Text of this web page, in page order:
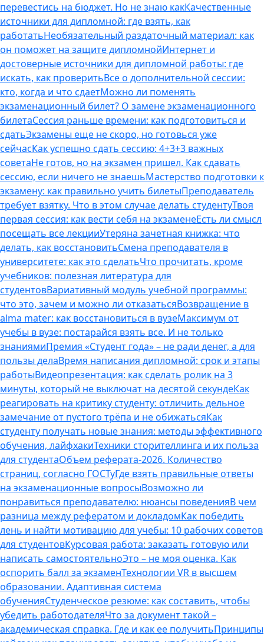
перевестись на бюджет. Но не знаю какКачественные
источники для дипломной: где взять, как
работатьНеобязательный раздаточный материал: как
он поможет на защите дипломнойИнтернет и
достоверные источники для дипломной работы: где
искать, как проверитьВсе о дополнительной сессии:
кто, когда и что сдаетМожно ли поменять
экзаменационный билет? О замене экзаменационного
билетаСессия раньше времени: как подготовиться и
сдатьЭкзамены еще не скоро, но готовься уже
сейчасКак успешно сдать сессию: 4+3+3 важных
советаНе готов, но на экзамен пришел. Как сдавать
сессию, если ничего не знаешьМастерство подготовки к
экзамену: как правильно учить билетыПреподаватель
требует взятку. Что в этом случае делать студентуТвоя
первая сессия: как вести себя на экзаменеЕсть ли смысл
посещать все лекцииУтеряна зачетная книжка: что
делать, как восстановитьСмена преподавателя в
университете: как это сделатьЧто прочитать, кроме
учебников: полезная литература для
студентовВариативный модуль учебной программы:
что это, зачем и можно ли отказатьсяВозвращение в
alma mater: как восстановиться в вузеМаксимум от
учебы в вузе: постарайся взять все. И не только
знаниямиПремия «Студент года» – не ради денег, а для
пользы делаВремя написания дипломной: срок и этапы
работыВидеопрезентация: как сделать ролик на 3
минуты, который не выключат на десятой секундеКак
реагировать на критику студенту: отличить дельное
замечание от пустого трёпа и не обижатьсяКак
студенту получать новые знания: методы эффективного
обучения, лайфхакиТехники сторителлинга и их польза
для студентаОбъем реферата-2026. Количество
страниц, согласно ГОСТуГде взять правильные ответы
на экзаменационные вопросыВозможно ли
понравиться преподавателю: нюансы поведенияВ чем
разница между рефератом и докладомКак победить
лень и найти мотивацию для учебы: 10 рабочих советов
для студентовКурсовая работа: заказать готовую или
написать самостоятельноЭто – не моя оценка. Как
оспорить балл за экзаменТехнологии VR в высшем
образовании. Адаптивная система
обученияСтуденческое резюме: как составить, чтобы
убедить работодателяЧто за документ такой –
академическая справка. Где и как ее получитьПринципы